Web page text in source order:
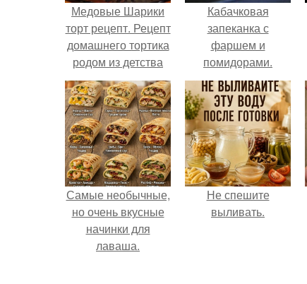
Медовые Шарики
торт рецепт. Рецепт
домашнего тортика
родом из детства
"Медовые Шарики"
Кабачковая
запеканка с
фаршем и
помидорами.
Самые необычные,
но очень вкусные
начинки для
лаваша.
Не спешите
выливать.